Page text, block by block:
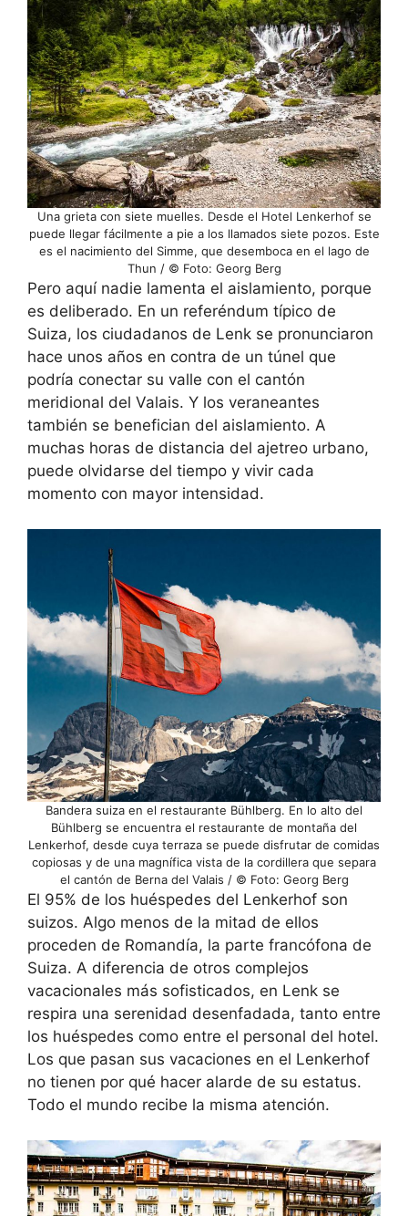
Una grieta con siete muelles. Desde el Hotel Lenkerhof se
puede llegar fácilmente a pie a los llamados siete pozos. Este
es el nacimiento del Simme, que desemboca en el lago de
Thun / © Foto: Georg Berg
Pero aquí nadie lamenta el aislamiento, porque
es deliberado. En un referéndum típico de
Suiza, los ciudadanos de Lenk se pronunciaron
hace unos años en contra de un túnel que
podría conectar su valle con el cantón
meridional del Valais. Y los veraneantes
también se benefician del aislamiento. A
muchas horas de distancia del ajetreo urbano,
puede olvidarse del tiempo y vivir cada
momento con mayor intensidad.
Bandera suiza en el restaurante Bühlberg. En lo alto del
Bühlberg se encuentra el restaurante de montaña del
Lenkerhof, desde cuya terraza se puede disfrutar de comidas
copiosas y de una magnífica vista de la cordillera que separa
el cantón de Berna del Valais / © Foto: Georg Berg
El 95% de los huéspedes del Lenkerhof son
suizos. Algo menos de la mitad de ellos
proceden de Romandía, la parte francófona de
Suiza. A diferencia de otros complejos
vacacionales más sofisticados, en Lenk se
respira una serenidad desenfadada, tanto entre
los huéspedes como entre el personal del hotel.
Los que pasan sus vacaciones en el Lenkerhof
no tienen por qué hacer alarde de su estatus.
Todo el mundo recibe la misma atención.